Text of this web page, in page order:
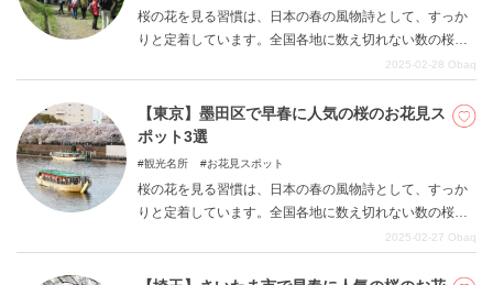
桜の花を見る習慣は、日本の春の風物詩として、すっか
りと定着しています。全国各地に数え切れない数の桜の
名所が点在しています。埼玉県秩父郡長瀞町にも、数多
ができます。その中から桜の名所として県内外の人々に
人気のある名所、道光寺、大手の桜、法善寺、北桜通
り、南桜通り、宝登山神社参道、野土山、井戸、通り抜
2025-02-28 Obaq
【東京】墨田区で早春に人気の桜のお花見ス
ポット3選
観光名所 お花見スポット
桜の花を見る習慣は、日本の春の風物詩として、すっか
りと定着しています。全国各地に数え切れない数の桜の
名所が点在しています。東京都墨田区にも、数多くのお
民に人気のある隅田川の桜橋から吾妻橋までの東岸、隅
2025-02-27 Obaq